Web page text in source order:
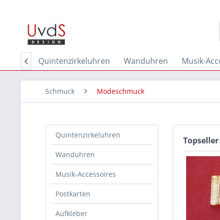
Quintenzirkeluhren Wanduhren Musik-

Schmuck Modeschmuck
Quintenzirkeluhren
Wanduhren
Musik-Accessoires
Postkarten
Aufkleber
Topseller